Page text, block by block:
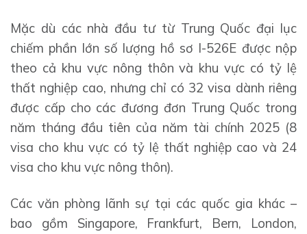
Mặc dù các nhà đầu tư từ Trung Quốc đại lục
chiếm phần lớn số lượng hồ sơ I-526E được nộp
theo cả khu vực nông thôn và khu vực có tỷ lệ
thất nghiệp cao, nhưng chỉ có 32 visa dành riêng
được cấp cho các đương đơn Trung Quốc trong
năm tháng đầu tiên của năm tài chính 2025 (8
visa cho khu vực có tỷ lệ thất nghiệp cao và 24
visa cho khu vực nông thôn).
Các văn phòng lãnh sự tại các quốc gia khác –
bao gồm Singapore, Frankfurt, Bern, London,